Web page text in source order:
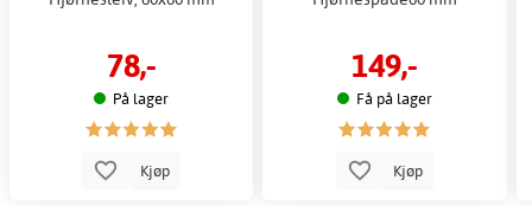
78,-
På lager
Kjøp
149,-
Få på lager
Kjøp